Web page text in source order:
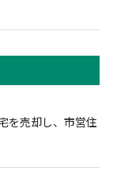
を売却し、市営住